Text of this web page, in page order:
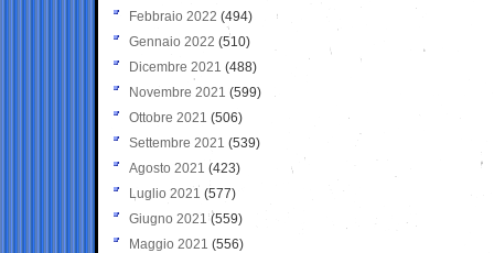
Febbraio 2022 (494)
Gennaio 2022 (510)
Dicembre 2021 (488)
Novembre 2021 (599)
Ottobre 2021 (506)
Settembre 2021 (539)
Agosto 2021 (423)
Luglio 2021 (577)
Giugno 2021(559)
Maggio 2021 (556)